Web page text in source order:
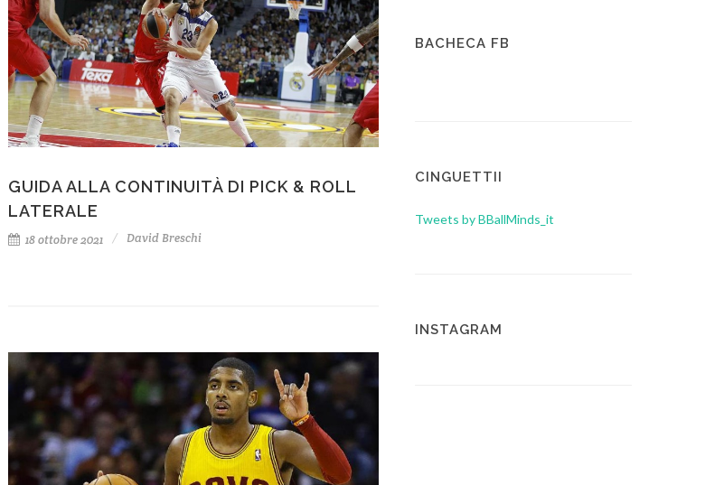
GUIDA ALLA CONTINUITÀ DI PICK & ROLL
LATERALE
18 ottobre 2021 David Breschi
BACHECA FB
CINGUETTII
Tweets by BBallMinds_it
INSTAGRAM